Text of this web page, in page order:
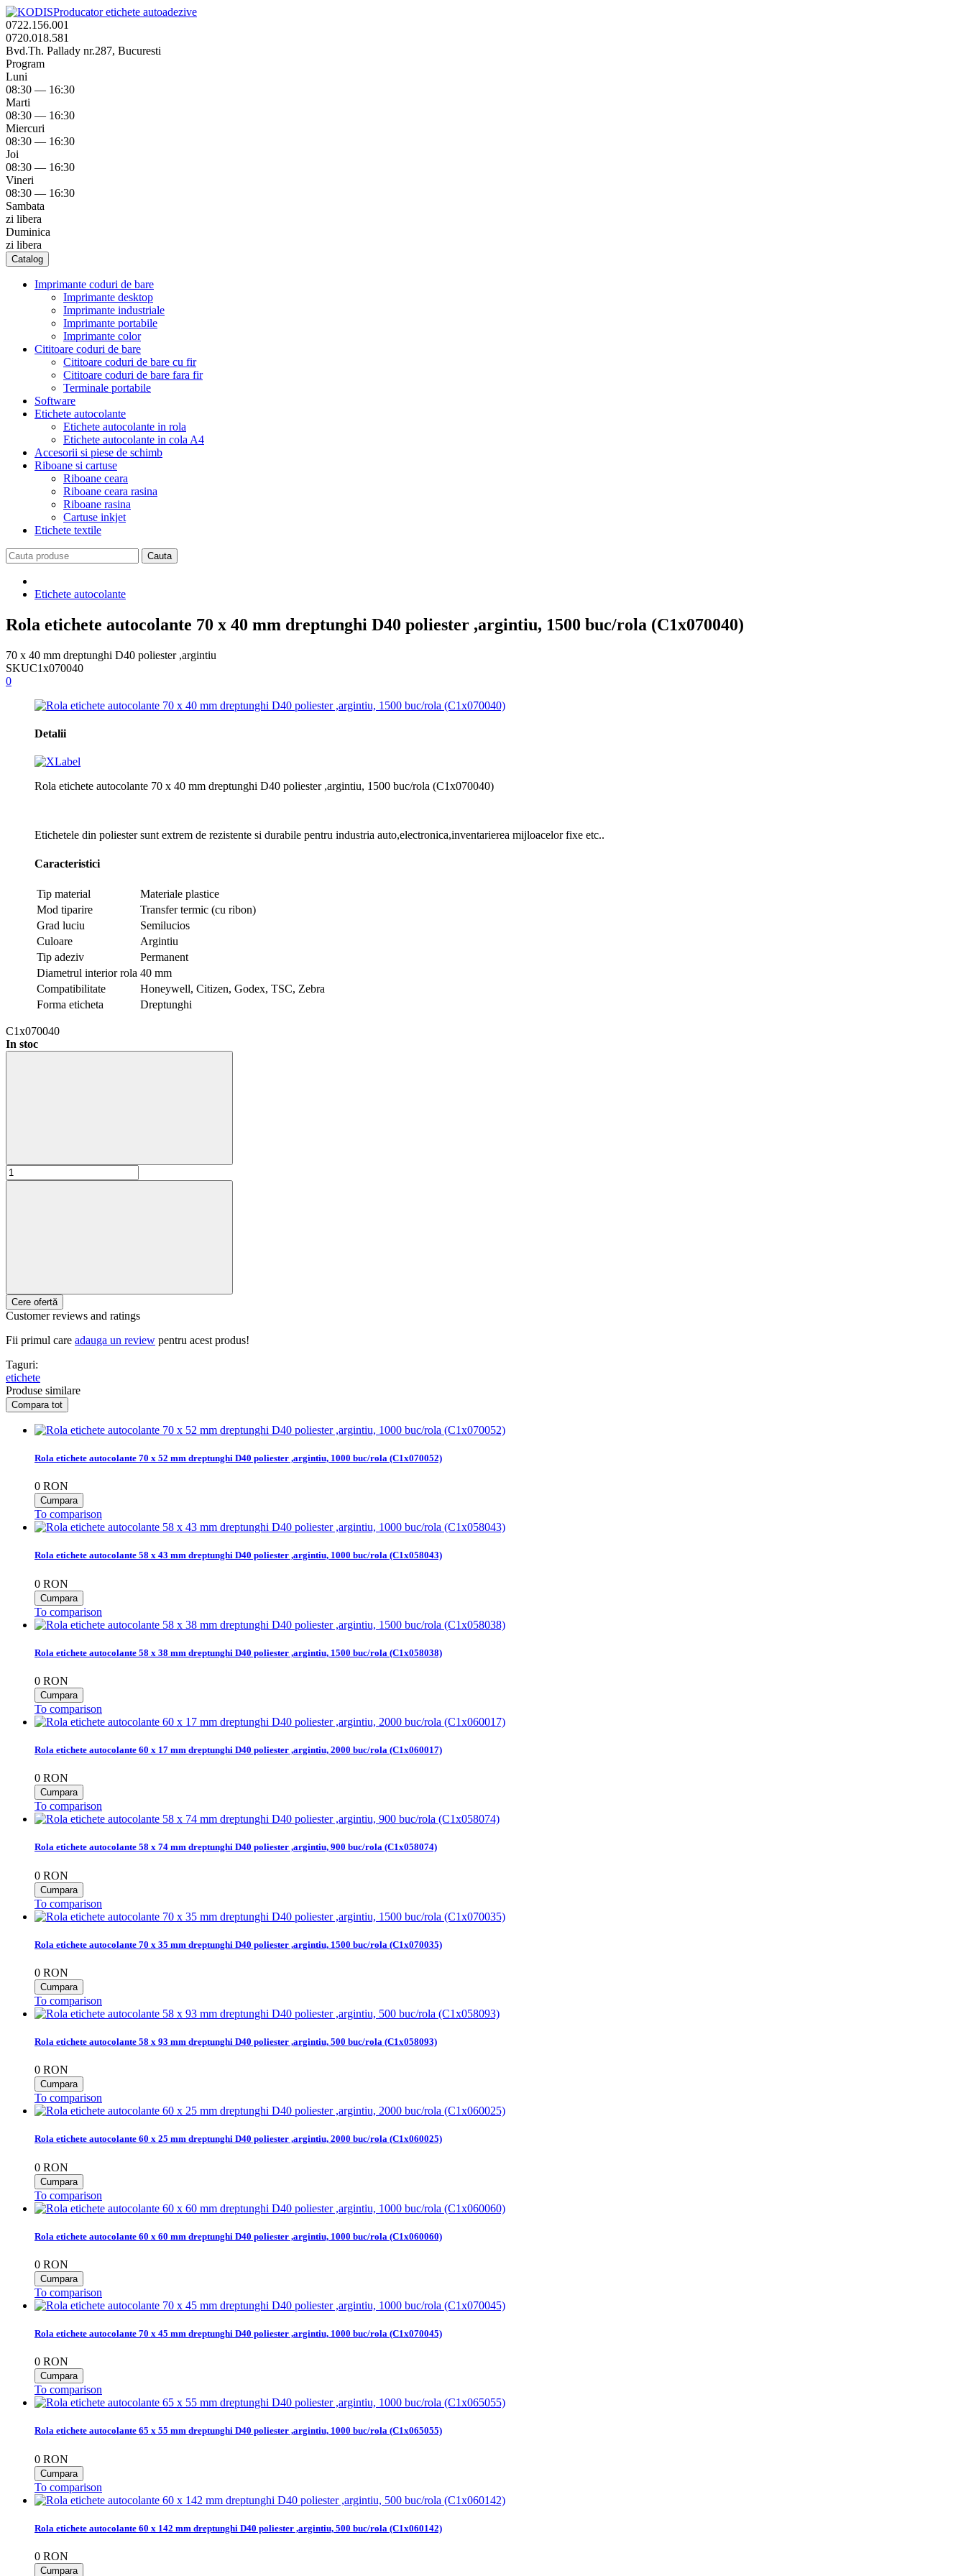
Producator etichete autoadezive
0722.156.001
0720.018.581
Bvd.Th. Pallady nr.287, Bucuresti
Program
Luni
08:30 — 16:30
Marti
08:30 — 16:30
Miercuri
08:30 — 16:30
Joi
08:30 — 16:30
Vineri
08:30 — 16:30
Sambata
zi libera
Duminica
zi libera
Catalog
Imprimante coduri de bare
Imprimante desktop
Imprimante industriale
Imprimante portabile
Imprimante color
Cititoare coduri de bare
Cititoare coduri de bare cu fir
Cititoare coduri de bare fara fir
Terminale portabile
Software
Etichete autocolante
Etichete autocolante in rola
Etichete autocolante in cola A4
Accesorii si piese de schimb
Riboane si cartuse
Riboane ceara
Riboane ceara rasina
Riboane rasina
Cartuse inkjet
Etichete textile
Etichete autocolante
Rola etichete autocolante 70 x 40 mm dreptunghi D40 poliester ,argintiu, 1500 buc/rola (C1x070040)
70 x 40 mm dreptunghi D40 poliester ,argintiu
SKUC1x070040
0
Detalii
Rola etichete autocolante 70 x 40 mm dreptunghi D40 poliester ,argintiu, 1500 buc/rola (C1x070040)
Etichetele din poliester sunt extrem de rezistente si durabile pentru industria auto,electronica,inventarierea mijloacelor fixe etc..
Caracteristici
Tip material
Materiale plastice
Mod tiparire
Transfer termic (cu ribon)
Grad luciu
Semilucios
Culoare
Argintiu
Tip adeziv
Permanent
Diametrul interior rola 40 mm
Compatibilitate
Honeywell, Citizen, Godex, TSC, Zebra
Forma eticheta
Dreptunghi
C1x070040
In stoc
Customer reviews and ratings
Fii primul care adauga un review pentru acest produs!
Taguri:
etichete
Produse similare
Rola etichete autocolante 70 x 52 mm dreptunghi D40 poliester ,argintiu, 1000 buc/rola (C1x070052)
0 RON
To comparison
Rola etichete autocolante 58 x 43 mm dreptunghi D40 poliester ,argintiu, 1000 buc/rola (C1x058043)
0 RON
To comparison
Rola etichete autocolante 58 x 38 mm dreptunghi D40 poliester ,argintiu, 1500 buc/rola (C1x058038)
0 RON
To comparison
Rola etichete autocolante 60 x 17 mm dreptunghi D40 poliester ,argintiu, 2000 buc/rola (C1x060017)
0 RON
To comparison
Rola etichete autocolante 58 x 74 mm dreptunghi D40 poliester ,argintiu, 900 buc/rola (C1x058074)
0 RON
To comparison
Rola etichete autocolante 70 x 35 mm dreptunghi D40 poliester ,argintiu, 1500 buc/rola (C1x070035)
0 RON
To comparison
Rola etichete autocolante 58 x 93 mm dreptunghi D40 poliester ,argintiu, 500 buc/rola (C1x058093)
0 RON
To comparison
Rola etichete autocolante 60 x 25 mm dreptunghi D40 poliester ,argintiu, 2000 buc/rola (C1x060025)
0 RON
To comparison
Rola etichete autocolante 60 x 60 mm dreptunghi D40 poliester ,argintiu, 1000 buc/rola (C1x060060)
0 RON
To comparison
Rola etichete autocolante 70 x 45 mm dreptunghi D40 poliester ,argintiu, 1000 buc/rola (C1x070045)
0 RON
To comparison
Rola etichete autocolante 65 x 55 mm dreptunghi D40 poliester ,argintiu, 1000 buc/rola (C1x065055)
0 RON
To comparison
Rola etichete autocolante 60 x 142 mm dreptunghi D40 poliester ,argintiu, 500 buc/rola (C1x060142)
0 RON